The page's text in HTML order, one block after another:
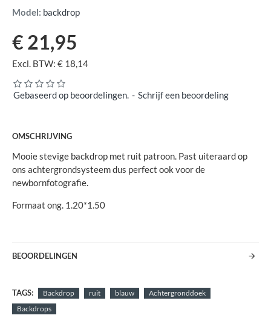
Model: backdrop
Gebaseerd op beoordelingen. - Schrijf een beoordeling
€ 21,95
Excl. BTW: € 18,14
OMSCHRIJVING
Mooie stevige backdrop met ruit patroon. Past uiteraard op
ons achtergrondsysteem dus perfect ook voor de
newbornfotografie.
Formaat ong. 1.20*1.50
BEOORDELINGEN
TAGS: Backdrop ruit blauw
Achtergronddoek
Backdrops